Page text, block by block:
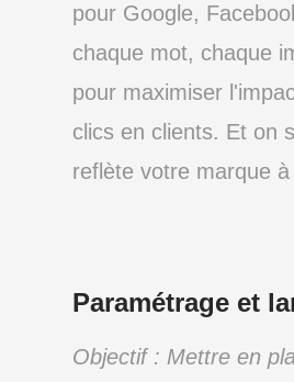
pour Google,
chaque mot, chaque
pour maximiser
clics en clients. Et on
reflète votre marque
Paramétrage et
Objectif : Mettre en